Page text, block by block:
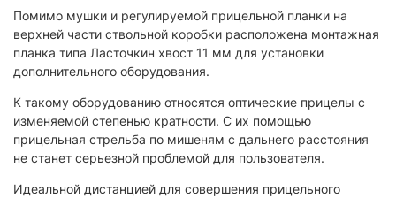
Помимо мушки и регулируемой прицельной планки на
верхней части ствольной коробки расположена монтажная
планка типа Ласточкин хвост 11 мм для установки
дополнительного оборудования.
К такому оборудованию относятся оптические прицелы с
изменяемой степенью кратности. С их помощью
прицельная стрельба по мишеням с дальнего расстояния
не станет серьезной проблемой для пользователя.
Идеальной дистанцией для совершения прицельного